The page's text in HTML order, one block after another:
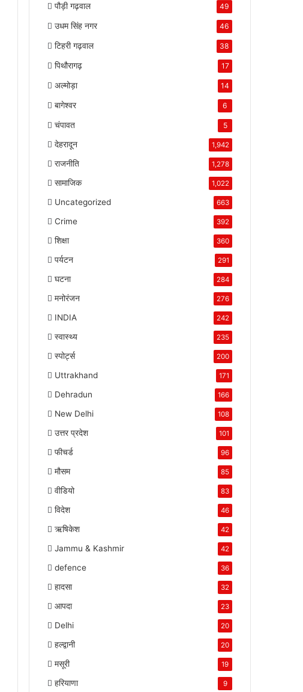
पौड़ी गढ़वाल 49
उधम सिंह नगर 46
टिहरी गढ़वाल 38
पिथौरागढ़ 17
अल्मोड़ा 14
बागेश्वर 6
चंपावत 5
देहरादून 1,942
राजनीति 1,278
सामाजिक 1,022
Uncategorized 663
Crime 392
शिक्षा 360
पर्यटन 291
घटना 284
मनोरंजन 276
INDIA 242
स्वास्थ्य 235
स्पोर्ट्स 200
Uttrakhand 171
Dehradun 166
New Delhi 108
उत्तर प्रदेश 101
फीचर्ड 96
मौसम 85
वीडियो 83
विदेश 46
ऋषिकेश 42
Jammu & Kashmir 42
defence 36
हादसा 32
आपदा 23
Delhi 20
हल्द्वानी 20
मसूरी 19
हरियाणा 9